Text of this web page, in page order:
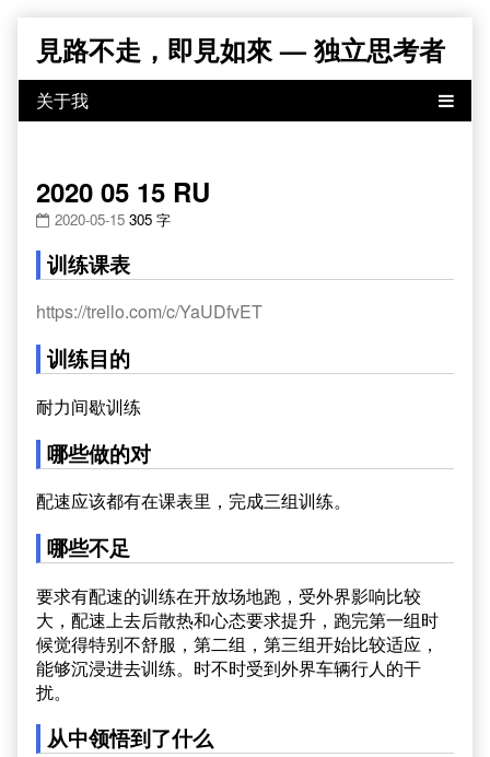
content
見路不走，即見如來 — 独立思考者
2020 05 15 RU
2020-05-15 305 字
训练课表
https://trello.com/c/YaUDfvET
训练目的
耐力间歇训练
哪些做的对
配速应该都有在课表里，完成三组训练。
哪些不足
要求有配速的训练在开放场地跑，受外界影响比较
大，配速上去后散热和心态要求提升，跑完第一组时
候觉得特别不舒服，第二组，第三组开始比较适应，
能够沉浸进去训练。时不时受到外界车辆行人的干
扰。
从中领悟到了什么